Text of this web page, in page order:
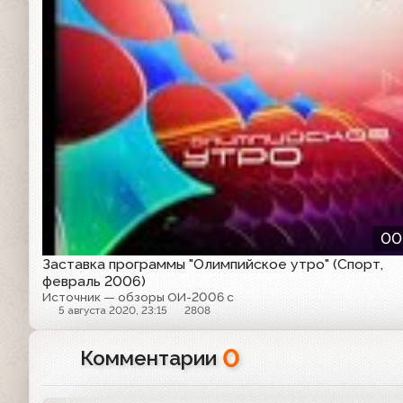
Заставка программы "Олимпийское утро" (Спорт,
февраль 2006)
Источник — обзоры ОИ-2006 с
5 августа 2020, 23:15 2808
Комментарии 0